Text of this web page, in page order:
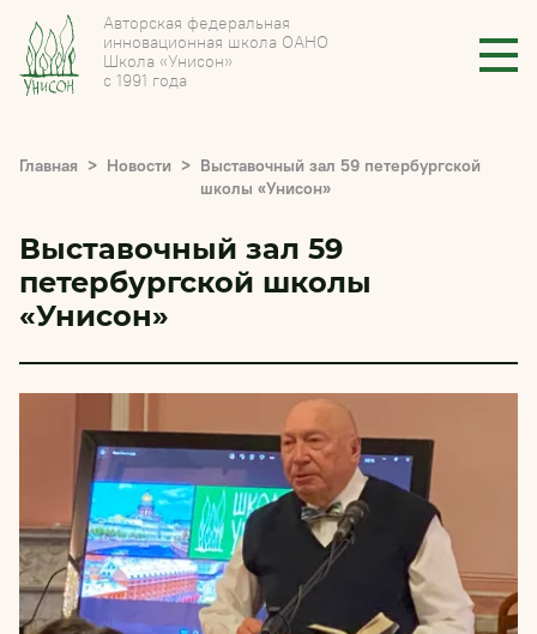
Авторская федеральная
инновационная школа ОАНО
Школа «Унисон»
с 1991 года
Главная Новости
Выставочный зал 59 петербургской
школы «Унисон»
Выставочный зал 59
петербургской школы
«Унисон»